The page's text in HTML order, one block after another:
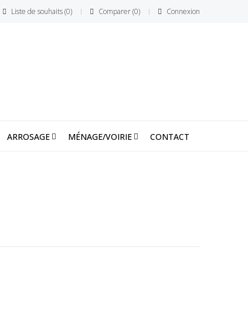
Liste de souhaits 0 Comparer 0 Connexion
ARROSAGE MÉNAGE/VOIRIE CONTACT